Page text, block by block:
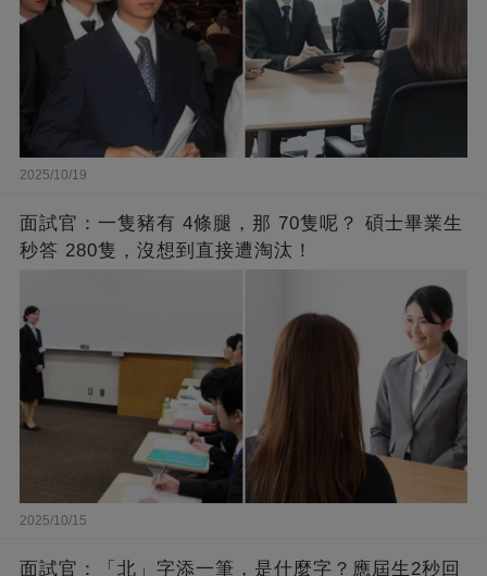
2025/10/19
面試官：一隻豬有 4條腿，那 70隻呢？ 碩士畢業生
秒答 280隻，沒想到直接遭淘汰！
2025/10/15
面試官：「北」字添一筆，是什麼字？應屆生2秒回